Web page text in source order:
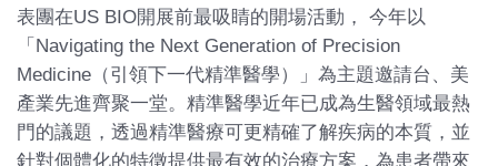
表團在US BIO開展前最吸睛的開場活動， 今年以
「Navigating the Next Generation of Precision
Medicine（引領下一代精準醫學）」為主題邀請台、美
產業先進齊聚一堂。精準醫學近年已成為生醫領域最熱
門的議題，透過精準醫療可更精確了解疾病的本質，並
針對個體化的特徵提供最有效的治療方案，為患者帶來